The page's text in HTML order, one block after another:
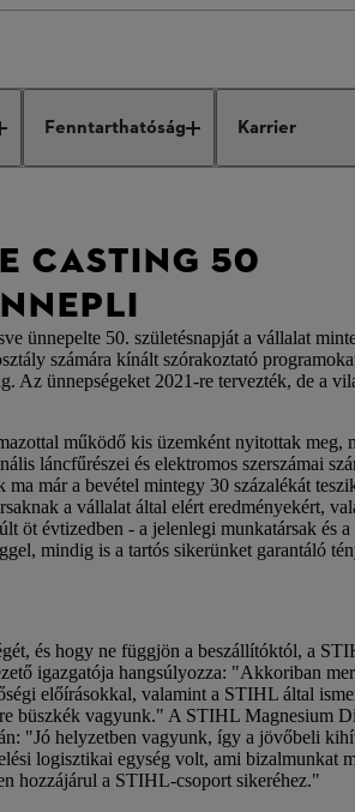
Fenntarthatóság Karrier
éves évfordulóját ünnepli
CASTING 50
50. születésnapját a vállalat
számára kínált szórakoztató
Az ünnepségeket 2021-re tervezték, de a
működő kis üzemként nyitottak meg,
láncfűrészei és elektromos szerszámai
már a bevétel mintegy 30 százalékát
a vállalat által elért eredményekért,
öt évtizedben - a jelenlegi munkatársak és
mindig is a tartós sikerünket garantáló
és hogy ne függjön a beszállítóktól, a
igazgatója hangsúlyozza: "Akkoriban
előírásokkal, valamint a STIHL által
büszkék vagyunk." A STIHL Magnesium
"Jó helyzetben vagyunk, így a jövőbeli
logisztikai egység volt, ami bizalmunkat
hozzájárul a STIHL-csoport sikeréhez."